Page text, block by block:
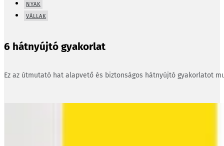
NYAK
VÁLLAK
6 hátnyújtó gyakorlat
Ez az útmutató hat alapvető és biztonságos hátnyújtó gyakorlatot